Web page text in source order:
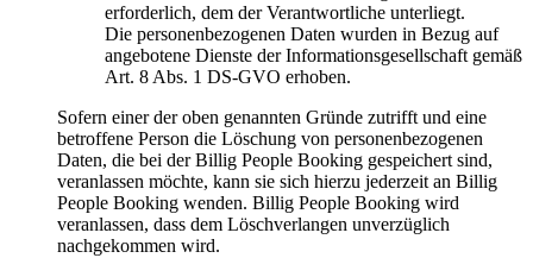
erforderlich, dem der Verantwortliche unterliegt.
Die personenbezogenen Daten wurden in Bezug auf
angebotene Dienste der Informationsgesellschaft gemäß
Art. 8 Abs. 1 DS-GVO erhoben.
Sofern einer der oben genannten Gründe zutrifft und eine
betroffene Person die Löschung von personenbezogenen
Daten, die bei der Billig People Booking gespeichert sind,
veranlassen möchte, kann sie sich hierzu jederzeit an Billig
People Booking wenden. Billig People Booking wird
veranlassen, dass dem Löschverlangen unverzüglich
nachgekommen wird.